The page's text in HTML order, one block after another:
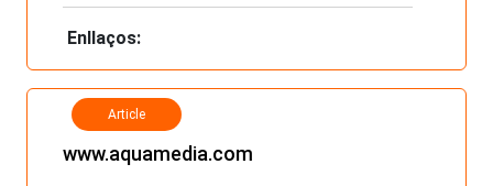
Enllaços:
Article
www.aquamedia.com